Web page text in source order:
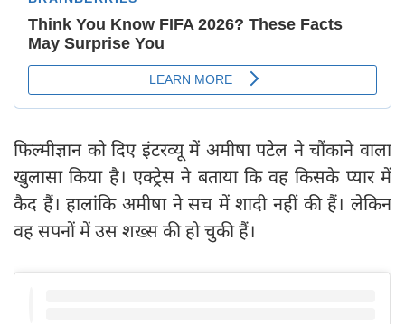
फिल्मीज्ञान को दिए इंटरव्यू में अमीषा पटेल ने चौंकाने वाला
खुलासा किया है। एक्ट्रेस ने बताया कि वह किसके प्यार में
कैद हैं। हालांकि अमीषा ने सच में शादी नहीं की हैं। लेकिन
वह सपनों में उस शख्स की हो चुकी हैं।